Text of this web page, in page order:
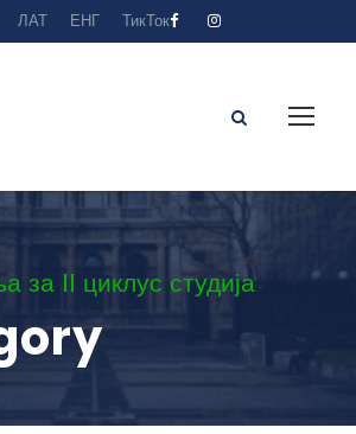
ЛАТ ЕНГ ТикТок
за II циклус студија